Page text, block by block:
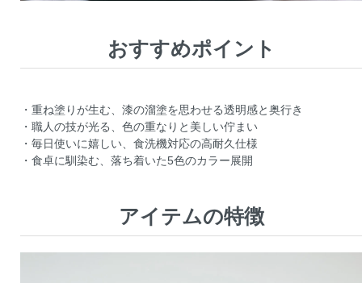
おすすめポイント
・重ね塗りが生む、漆の溜塗を思わせる透明感と奥行き
・職人の技が光る、色の重なりと美しい佇まい
・毎日使いに嬉しい、食洗機対応の高耐久仕様
・食卓に馴染む、落ち着いた5色のカラー展開
アイテムの特徴